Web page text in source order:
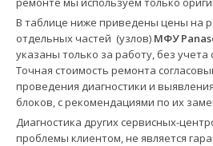
В таблице ниже приведены цены на
отдельных частей (узлов) МФУ
указаны только за работу, без учета
Точная стоимость ремонта
проведения диагностики и
блоков, с рекомендациями по их
Диагностика других сервисных-
проблемы клиентом, не является